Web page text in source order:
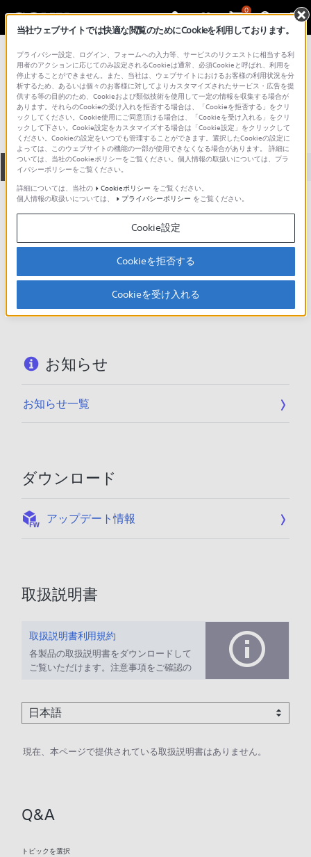
0
総合サポート・お問い合わせ VGC シリーズ
VGC-RC72PS_2
全て ダウンロード 取扱説明書 Q&A
製品に関する重要なお知らせ
お知らせ
製品に関する重要なお知らせ
重要なお知らせ一覧
お知らせ
お知らせ一覧
ダウンロード
アップデート情報
取扱説明書
取扱説明書利用規約
各製品の取扱説明書をダウンロードして
ご覧いただけます。注意事項をご確認の
現在、本ページで提供されている取扱説明書はありません。
Q&A
トピックを選択
当社ウェブサイトでは快適な閲覧のためにCookieを利用しております。
プライバシー設定、ログイン、フォームへの入力等、サービスのリクエストに相当する利
用者のアクションに応じてのみ設定されるCookieは通常、必須Cookieと呼ばれ、利用を
停止することができません。また、当社は、ウェブサイトにおけるお客様の利用状況を分
析するため、あるいは個々のお客様に対してよりカスタマイズされたサービス・広告を提
供する等の目的のため、Cookieおよび類似技術を使用して一定の情報を収集する場合が
あります。それらのCookieの受け入れを拒否する場合は、「Cookieを拒否する」をクリ
ックしてください。Cookie使用にご同意頂ける場合は、「Cookieを受け入れる」をクリ
ックして下さい。Cookie設定をカスタマイズする場合は「Cookie設定」をクリックして
ください。Cookieの設定をいつでも管理することができます。選択したCookieの設定に
よっては、このウェブサイトの機能の一部が使用できなくなる場合があります。 詳細に
ついては、当社のCookieポリシーをご覧ください。個人情報の取扱いについては、プラ
イバシーポリシーをご覧ください。
詳細については、当社の
Cookieポリシー をご覧ください。
個人情報の取扱いについては、
プライバシーポリシー をご覧ください。
Cookie設定
Cookieを拒否する
Cookieを受け入れる